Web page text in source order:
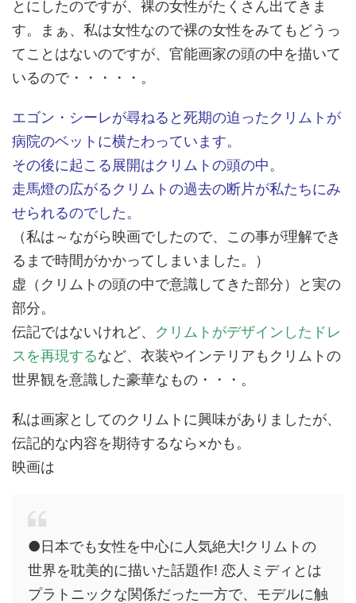
とにしたのですが、裸の女性がたくさん出てきま
す。まぁ、私は女性なので裸の女性をみてもどうっ
てことはないのですが、官能画家の頭の中を描いて
いるので・・・・・。
エゴン・シーレが尋ねると死期の迫ったクリムトが
病院のベットに横たわっています。
その後に起こる展開はクリムトの頭の中。
走馬燈の広がるクリムトの過去の断片が私たちにみ
せられるのでした。
（私は～ながら映画でしたので、この事が理解でき
るまで時間がかかってしまいました。）
虚（クリムトの頭の中で意識してきた部分）と実の
部分。
伝記ではないけれど、 クリムトがデザインしたドレ
スを再現するなど、衣装やインテリアもクリムトの
世界観を意識した豪華なもの・・・。
私は画家としてのクリムトに興味がありましたが、
伝記的な内容を期待するなら×かも。
映画は
●日本でも女性を中心に人気絶大!クリムトの
世界を耽美的に描いた話題作! 恋人ミディとは
プラトニックな関係だった一方で、モデルに触